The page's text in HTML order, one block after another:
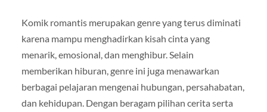
Komik romantis merupakan genre yang terus diminati
karena mampu menghadirkan kisah cinta yang
menarik, emosional, dan menghibur. Selain
memberikan hiburan, genre ini juga menawarkan
berbagai pelajaran mengenai hubungan, persahabatan,
dan kehidupan. Dengan beragam pilihan cerita serta